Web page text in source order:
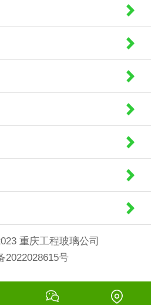
重庆工程玻璃公司
2022028615号